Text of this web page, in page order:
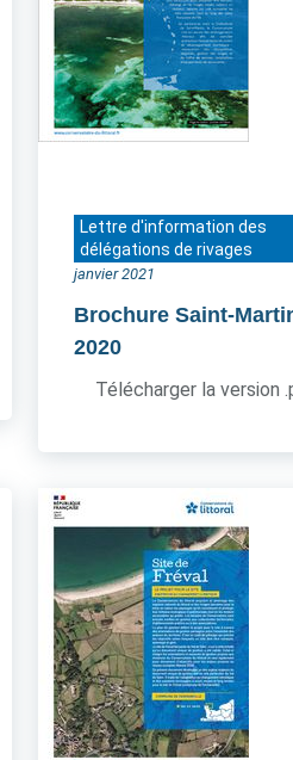
Lettre d'information des
délégations de rivages
janvier 2021
Brochure Saint-
2020
Télécharger la version